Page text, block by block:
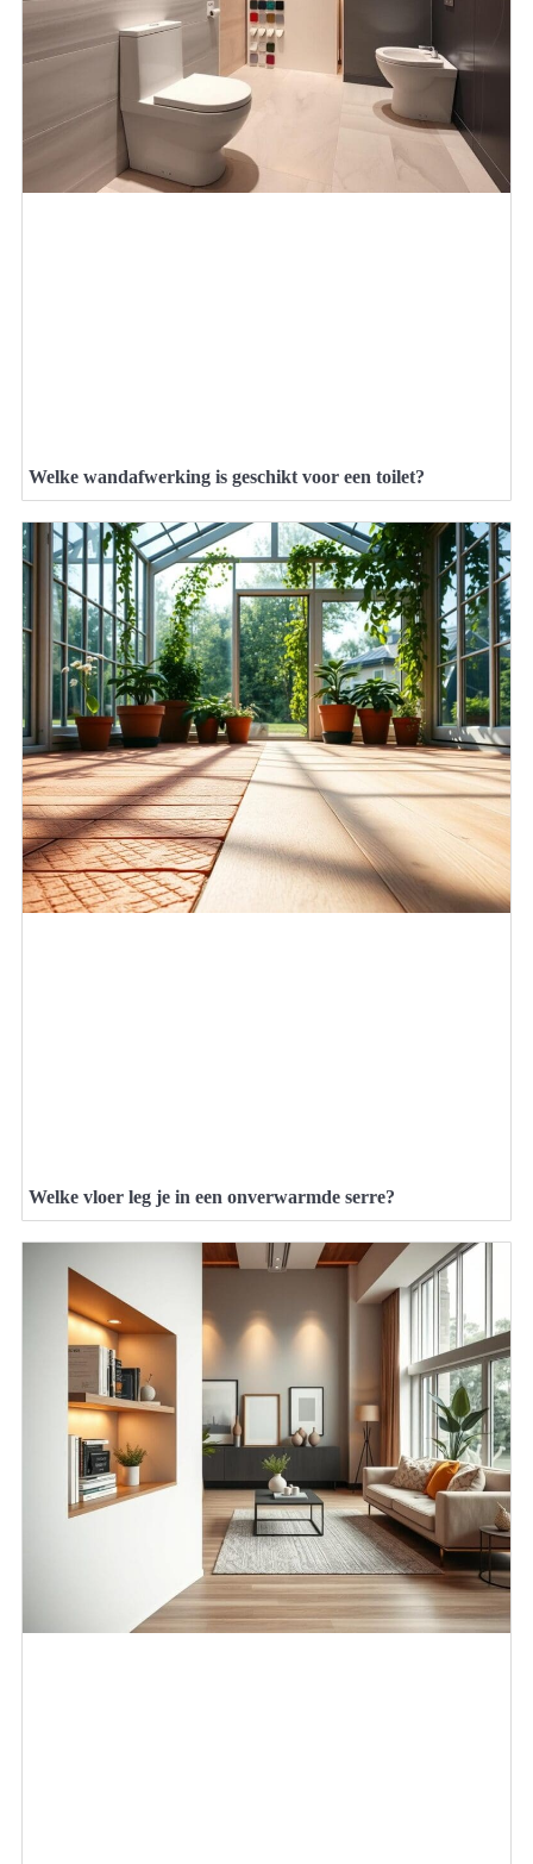
Welke wandafwerking is geschikt voor een toilet?
Welke vloer leg je in een onverwarmde serre?